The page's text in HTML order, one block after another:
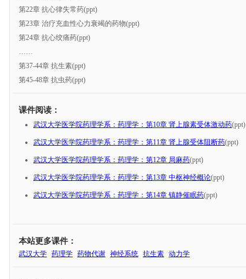
第22章 抗心律失常药(ppt)
第23章 治疗充血性心力衰竭的药物(ppt)
第24章 抗心绞痛药(ppt)
……
第37-44章 抗生素(ppt)
第45-48章 抗虫药(ppt)
课件阅读：
武汉大学医学院药理学系：药理学：第10章 肾上腺素受体激动药(ppt)
武汉大学医学院药理学系：药理学：第11章 肾上腺受体阻断药(ppt)
武汉大学医学院药理学系：药理学：第12章 局麻药(ppt)
武汉大学医学院药理学系：药理学：第13章 中枢神经概论(ppt)
武汉大学医学院药理学系：药理学：第14章 镇静催眠药(ppt)
本站更多课件：
武汉大学 药理学 药物代谢 神经系统 抗生素 动力学